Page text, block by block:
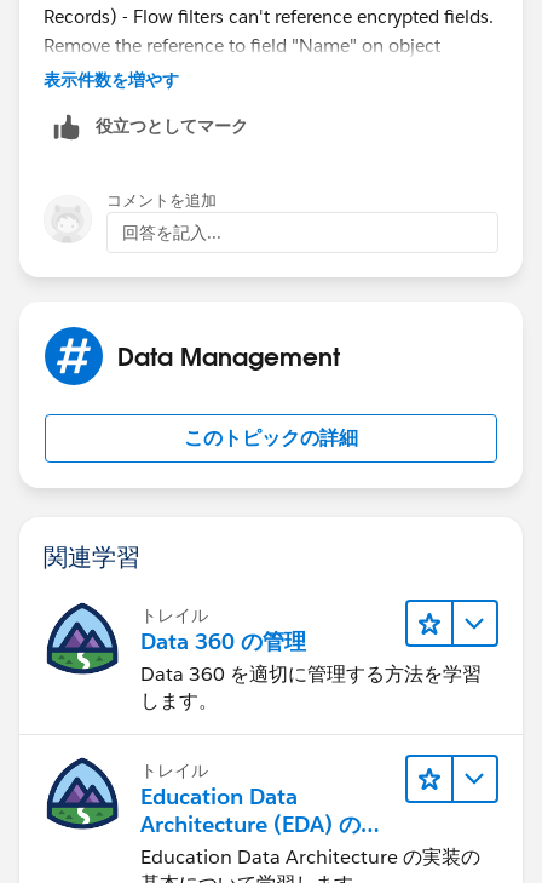
Records) - Flow filters can't reference encrypted fields.
Remove the reference to field "Name" on object
"Contact".
表示件数を増やす
役立つとしてマーク
コメントを追加
回答を記入...
Data Management
このトピックの詳細
関連学習
トレイル
Data 360 の管理
Data 360 を適切に管理する方法を学習
します。
トレイル
Education Data
Architecture (EDA) の管
理
Education Data Architecture の実装の